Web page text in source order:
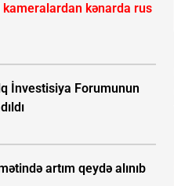
kənarda rus
İnvestisiya Forumunun
artım qeydə alınıb